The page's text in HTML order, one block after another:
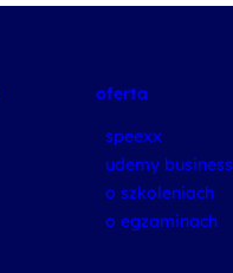
oferta
speexx
udemy business
o szkoleniach
o egzaminach